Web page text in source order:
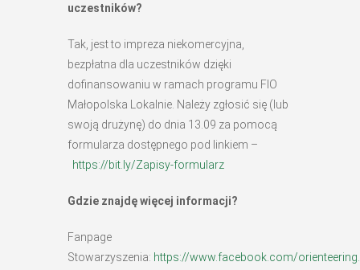
uczestników?
Tak, jest to impreza niekomercyjna,
bezpłatna dla uczestników dzięki
dofinansowaniu w ramach programu FIO
Małopolska Lokalnie. Należy zgłosić się (lub
swoją drużynę) do dnia 13.09 za pomocą
formularza dostępnego pod linkiem –
https://bit.ly/Zapisy-formularz
Gdzie znajdę więcej informacji?
Fanpage
Stowarzyszenia: https://www.facebook.com/